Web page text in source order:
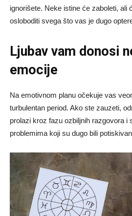
ignorišete. Neke istine će zaboleti, ali
osloboditi svega što vas je dugo
Ljubav vam donosi
emocije
Na emotivnom planu očekuje vas
turbulentan period. Ako ste zauzeti,
prolazi kroz fazu ozbiljnih razgovora i
problemima koji su dugo bili